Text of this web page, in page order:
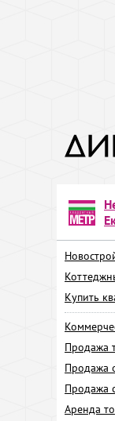
Купить
Продажа
Продажа
Продажа
Аренда